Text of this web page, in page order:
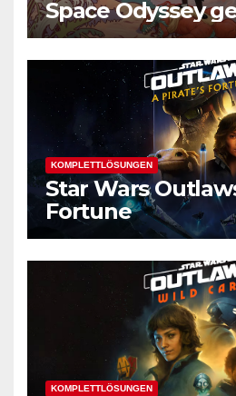
Space Odyssey
KOMPLETTLÖSUNGEN
Star Wars
Fortune
KOMPLETTLÖSUNGEN